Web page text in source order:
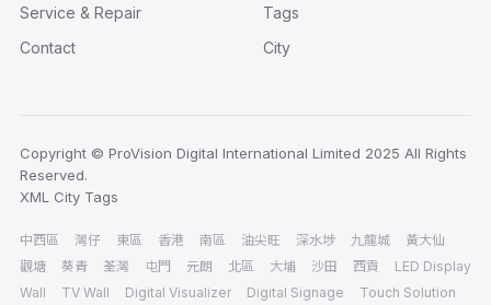
Service & Repair
Contact
Tags
City
Copyright © ProVision Digital International Limited 2025 All Rights
Reserved.
XML
City Tags
中西區 灣仔 東區 香港 南區 油尖旺 深水埗 九龍城
黃大仙
觀塘
葵青 荃灣 屯門 元朗 北區 大埔 沙田 西貢
LED Display
Wall
TV Wall Digital Visualizer Digital Signage Touch Solution